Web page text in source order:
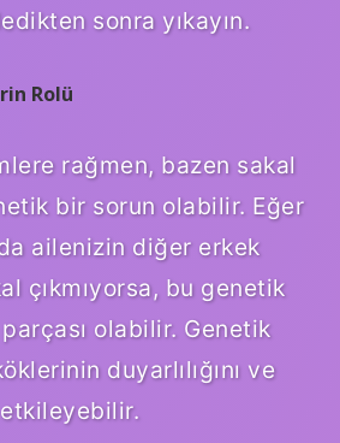
sonra yıkayın.
Rolü
rağmen, bazen sakal
bir sorun olabilir. Eğer
ailenizin diğer erkek
çıkmıyorsa, bu genetik
parçası olabilir. Genetik
duyarlılığını ve
etkileyebilir.